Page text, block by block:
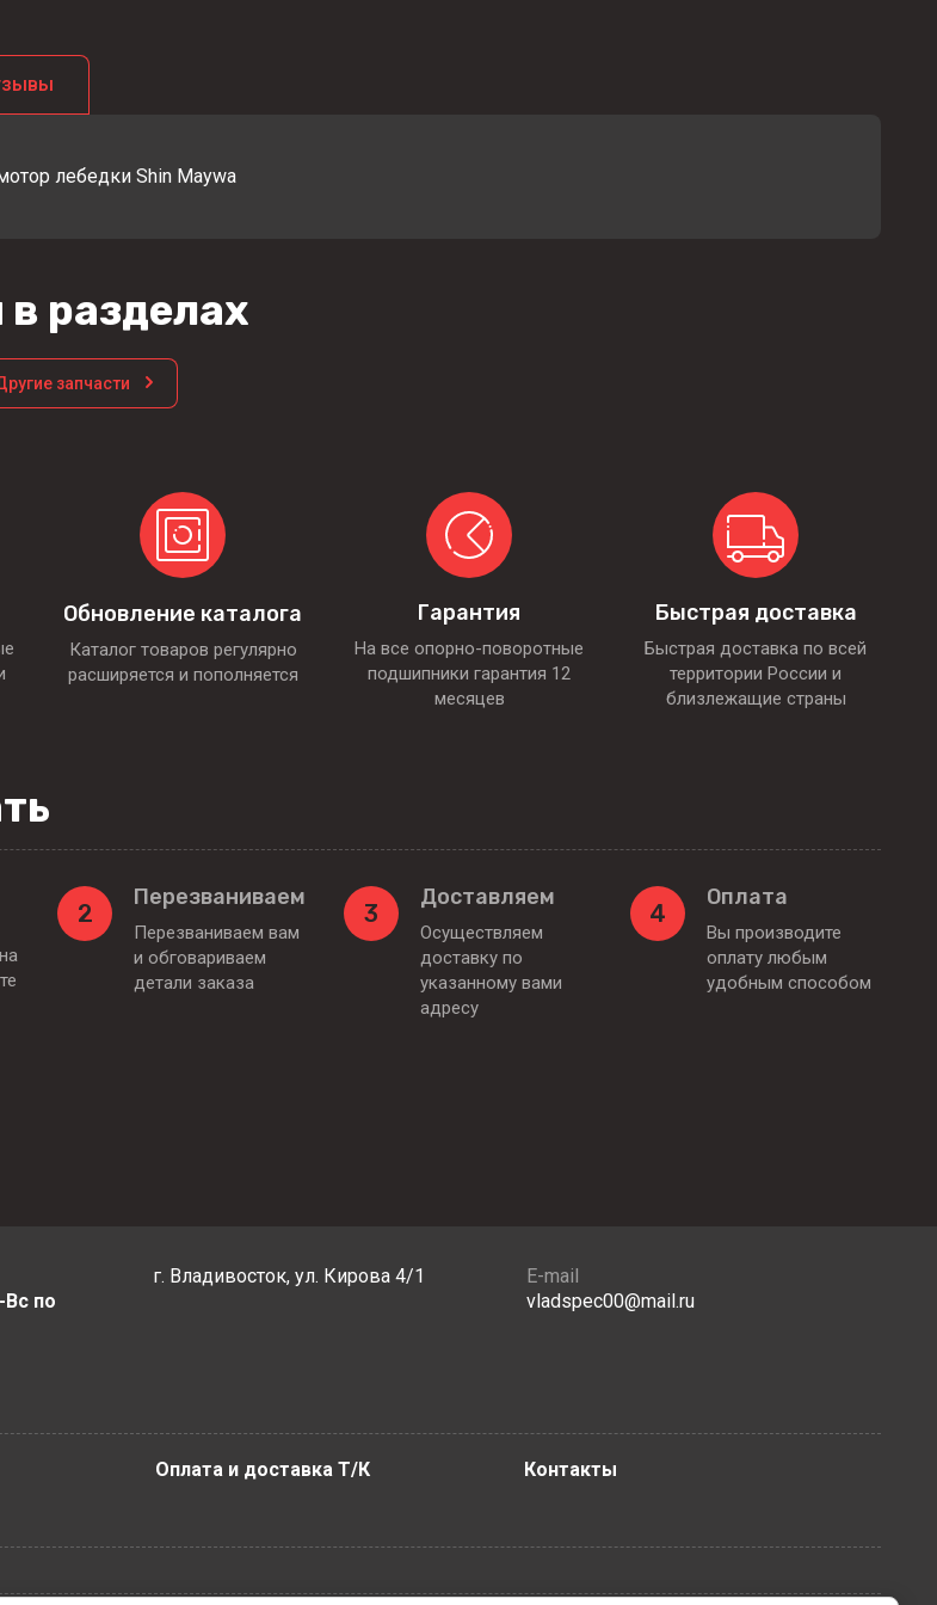
лебедки Shin Maywa
разделах
запчасти
Обновление каталога
Каталог товаров регулярно
расширяется и пополняется
Гарантия
На все опорно-поворотные
подшипники гарантия 12
месяцев
Быстрая доставка
Быстрая доставка по всей
территории России и
близлежащие страны
2
Перезваниваем
Перезваниваем вам
и обговариваем
детали заказа
3
Доставляем
Осуществляем
доставку по
указанному вами
адресу
4
Оплата
Вы производите
оплату любым
удобным способом
Вс по
г. Владивосток, ул. Кирова 4/1
E-mail
vladspec00@mail.ru
Оплата и доставка Т/К Контакты